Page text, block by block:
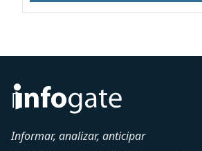
Informar, analizar, anticipar